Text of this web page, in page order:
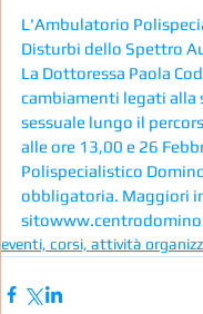
L'Ambulatorio
Disturbi dello Spettro
La Dottoressa Paola
cambiamenti legati alla
sessuale lungo il
alle ore 13,00 e 26
Polispecialistico
obbligatoria. Maggiori
eventi, corsi, attività